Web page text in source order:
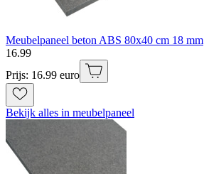
Meubelpaneel beton ABS 80x40 cm 18 mm
16.99
Prijs: 16.99 euro
Bekijk alles in meubelpaneel